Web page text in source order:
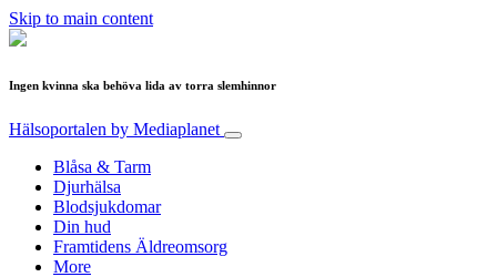
Skip to main content
Ingen kvinna ska behöva lida av torra slemhinnor
Hälsoportalen by Mediaplanet
Blåsa & Tarm
Djurhälsa
Blodsjukdomar
Din hud
Framtidens Äldreomsorg
More